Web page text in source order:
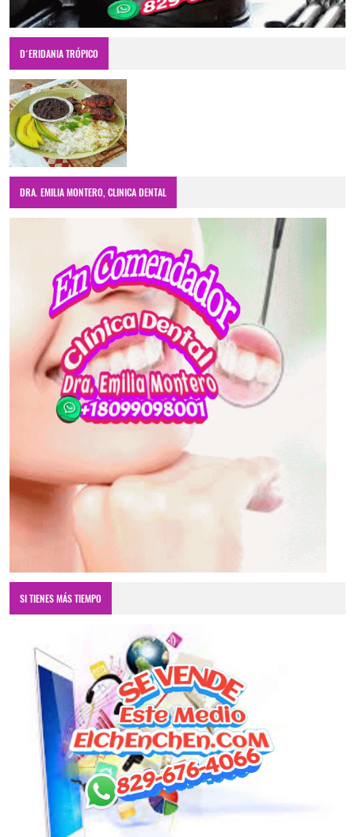
D´ERIDANIA TRÓPICO
DRA. EMILIA MONTERO, CLINICA DENTAL
SI TIENES MÁS TIEMPO